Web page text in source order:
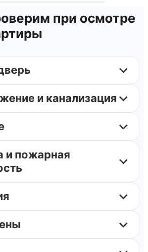
при осмотре
и канализация
и пожарная